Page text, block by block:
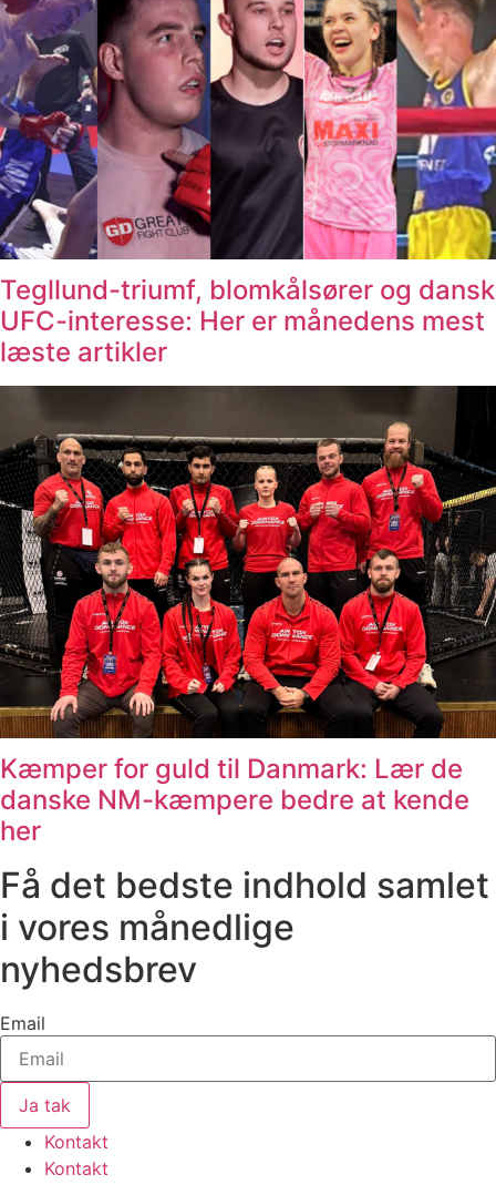
Tegllund-triumf, blomkålsører og dansk
UFC-interesse: Her er månedens mest
læste artikler
Kæmper for guld til Danmark: Lær de
danske NM-kæmpere bedre at kende
her
Få det bedste indhold samlet
i vores månedlige
nyhedsbrev
Email
Ja tak
Kontakt
Kontakt